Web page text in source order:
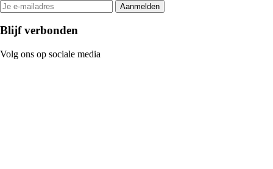
Aanmelden
Blijf verbonden
Volg ons op sociale media